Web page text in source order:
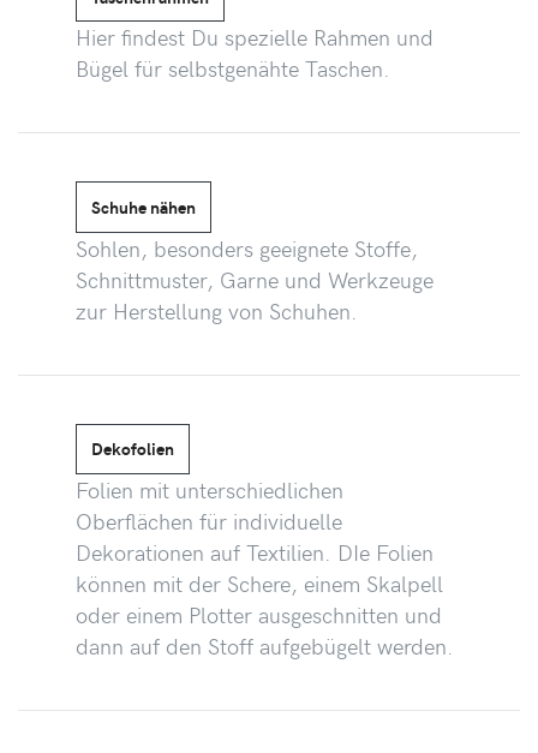
Hier findest Du spezielle Rahmen und
Bügel für selbstgenähte Taschen.
Schuhe nähen
Sohlen, besonders geeignete Stoffe,
Schnittmuster, Garne und Werkzeuge
zur Herstellung von Schuhen.
Dekofolien
Folien mit unterschiedlichen
Oberflächen für individuelle
Dekorationen auf Textilien. DIe Folien
können mit der Schere, einem Skalpell
oder einem Plotter ausgeschnitten und
dann auf den Stoff aufgebügelt werden.